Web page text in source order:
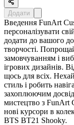
Додати
Введення FunArt
персоналізувати
додати до вашого
творчості.
замовчуванням і
ігрових дизайнів.
щось для всіх.
стиль і робить
захоплюючим
мистецтво з FunArt
нові курсори в
BTS BT21 Shooky.